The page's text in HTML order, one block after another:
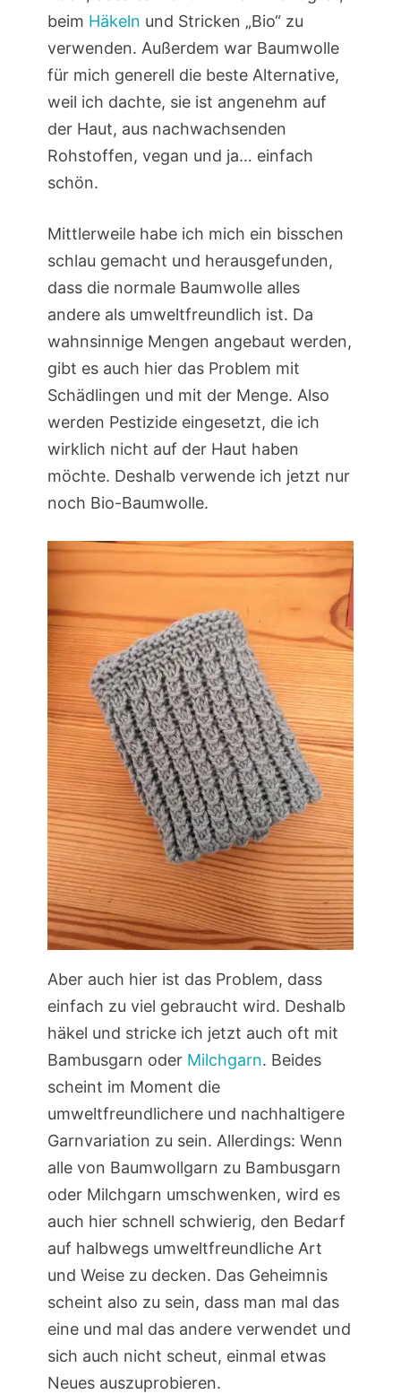
beim Häkeln und Stricken „Bio“ zu
verwenden. Außerdem war Baumwolle
für mich generell die beste Alternative,
weil ich dachte, sie ist angenehm auf
der Haut, aus nachwachsenden
Rohstoffen, vegan und ja… einfach
schön.
Mittlerweile habe ich mich ein bisschen
schlau gemacht und herausgefunden,
dass die normale Baumwolle alles
andere als umweltfreundlich ist. Da
wahnsinnige Mengen angebaut werden,
gibt es auch hier das Problem mit
Schädlingen und mit der Menge. Also
werden Pestizide eingesetzt, die ich
wirklich nicht auf der Haut haben
möchte. Deshalb verwende ich jetzt nur
noch Bio-Baumwolle.
Aber auch hier ist das Problem, dass
einfach zu viel gebraucht wird. Deshalb
häkel und stricke ich jetzt auch oft mit
Bambusgarn oder Milchgarn. Beides
scheint im Moment die
umweltfreundlichere und nachhaltigere
Garnvariation zu sein. Allerdings: Wenn
alle von Baumwollgarn zu Bambusgarn
oder Milchgarn umschwenken, wird es
auch hier schnell schwierig, den Bedarf
auf halbwegs umweltfreundliche Art
und Weise zu decken. Das Geheimnis
scheint also zu sein, dass man mal das
eine und mal das andere verwendet und
sich auch nicht scheut, einmal etwas
Neues auszuprobieren.